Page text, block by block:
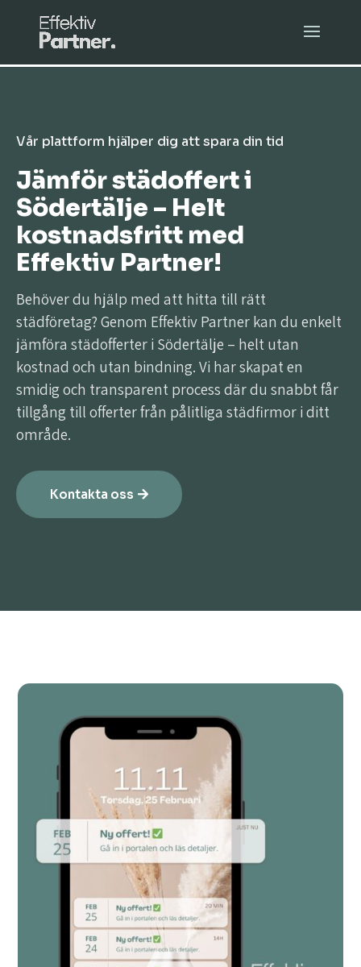
Vår plattform hjälper dig att spara din tid
Jämför städoffert i
Södertälje – Helt
kostnadsfritt med
Effektiv Partner!
Behöver du hjälp med att hitta till rätt
städföretag? Genom Effektiv Partner kan du enkelt
jämföra städofferter i Södertälje – helt utan
kostnad och utan bindning. Vi har skapat en
smidig och transparent process där du snabbt får
tillgång till offerter från pålitliga städfirmor i ditt
område.
Kontakta oss